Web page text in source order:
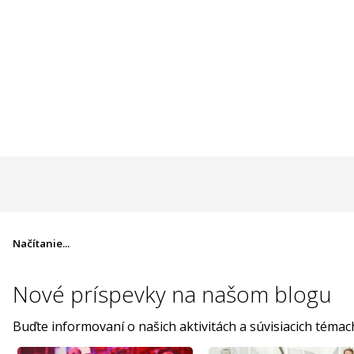
Načítanie...
Nové príspevky na našom blogu
Buďte informovaní o našich aktivitách a súvisiacich